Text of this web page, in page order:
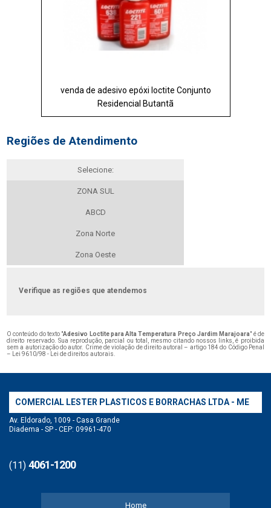
venda de adesivo epóxi loctite Conjunto
Residencial Butantã
Regiões de Atendimento
Selecione:
ZONA SUL
ABCD
Zona Norte
Zona Oeste
Verifique as regiões que atendemos
O conteúdo do texto "Adesivo Loctite para Alta Temperatura Preço Jardim Marajoara" é de
direito reservado. Sua reprodução, parcial ou total, mesmo citando nossos links, é proibida
sem a autorização do autor. Crime de violação de direito autoral – artigo 184 do Código Penal
–
Lei 9610/98 - Lei de direitos autorais
COMERCIAL LESTER PLASTICOS E BORRACHAS LTDA - ME
Av. Eldorado, 1009 - Casa Grande
Diadema - SP - CEP: 09961-470
(11) 4061-1200
Home